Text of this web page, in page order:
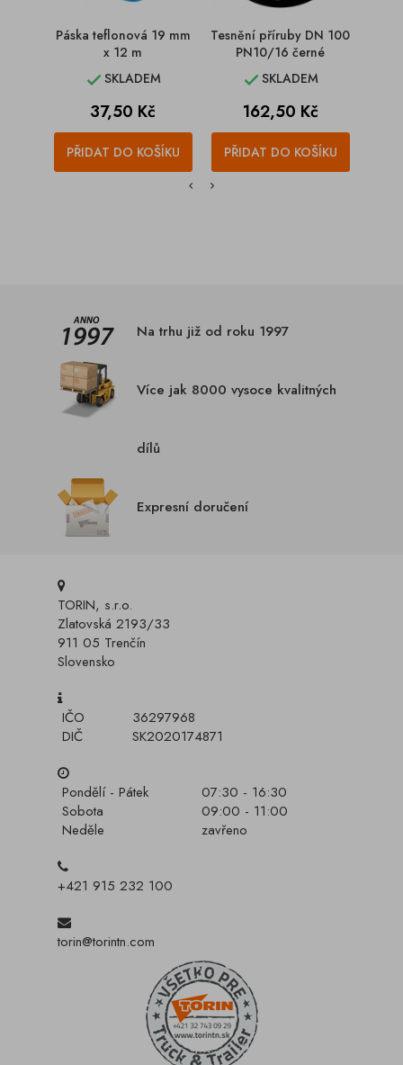
Páska teflonová 19 mm
x 12 m
SKLADEM
Cena
37,50 Kč
PŘIDAT DO KOŠÍKU
Tesnění příruby DN 100
PN10/16 černé
SKLADEM
Cena
162,50 Kč
PŘIDAT DO KOŠÍKU
Na trhu již od roku 1997
Více jak 8000 vysoce kvalitných
dílů
Expresní doručení
TORIN, s.r.o.
Zlatovská 2193/33
911 05 Trenčín
Slovensko
IČO
36297968
DIČ
SK2020174871
Pondělí - Pátek
07:30 - 16:30
Sobota
09:00 - 11:00
Neděle
zavřeno
+421 915 232 100
torin@torintn.com